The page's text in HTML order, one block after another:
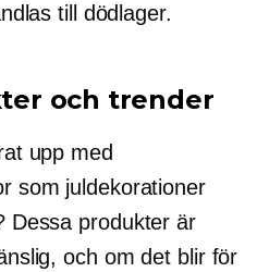
till dödlager.
och trender
upp med
som juldekorationer
Dessa produkter är
och om det blir för